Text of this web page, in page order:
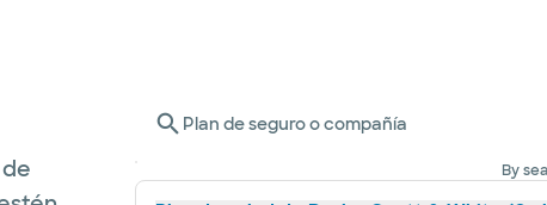
Plan de seguro o compañía
By